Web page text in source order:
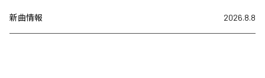
新曲情報 2026.8.8